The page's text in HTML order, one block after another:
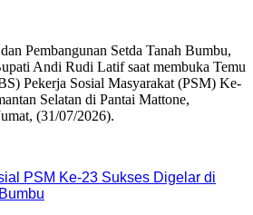
PSM Ke-23 Sukses Digelar di